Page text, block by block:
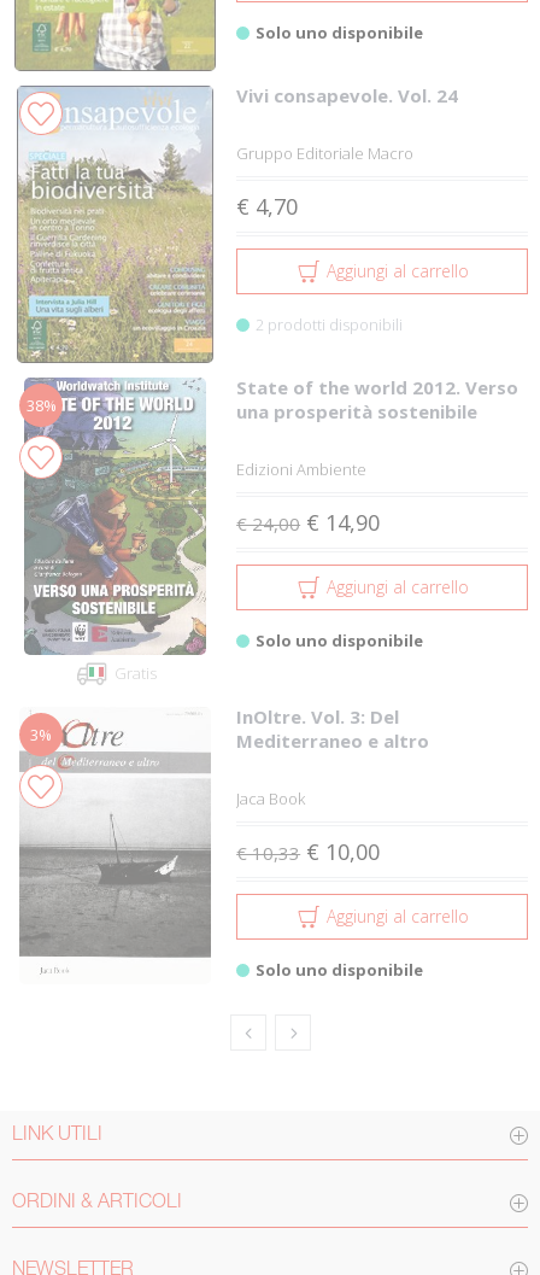
Solo uno disponibile
Vivi consapevole. Vol. 24
Gruppo Editoriale Macro
€ 4,70
Aggiungi al carrello
2 prodotti disponibili
38%
Gratis
State of the world 2012. Verso
una prosperità sostenibile
Edizioni Ambiente
€ 24,00 € 14,90
Aggiungi al carrello
Solo uno disponibile
3%
InOltre. Vol. 3: Del
Mediterraneo e altro
Jaca Book
€ 10,33 € 10,00
Aggiungi al carrello
Solo uno disponibile
LINK UTILI
ORDINI & ARTICOLI
NEWSLETTER